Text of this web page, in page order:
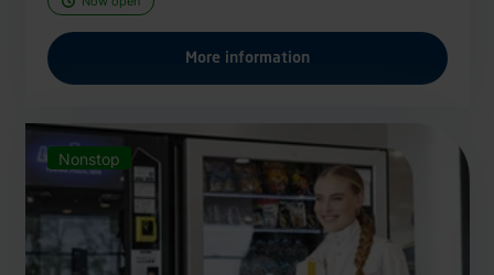
More information
Nonstop